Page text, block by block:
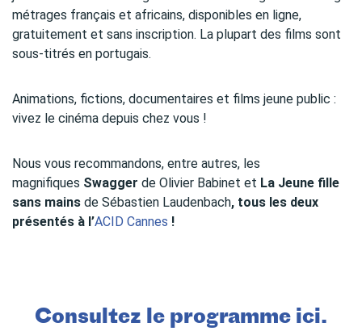
métrages français et africains, disponibles en ligne,
gratuitement et sans inscription. La plupart des films sont
sous-titrés en portugais.
Animations, fictions, documentaires et films jeune public :
vivez le cinéma depuis chez vous !
Nous vous recommandons, entre autres, les
magnifiques Swagger de Olivier Babinet et La Jeune fille
sans mains de Sébastien Laudenbach, tous les deux
présentés à l’ACID Cannes !
Consultez le programmeici.